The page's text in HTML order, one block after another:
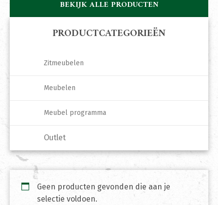
Geen producten gevonden die aan je
selectie voldoen.
BEKIJK ALLE PRODUCTEN
PRODUCTCATEGORIEËN
Zitmeubelen
Meubelen
Meubel programma
Outlet